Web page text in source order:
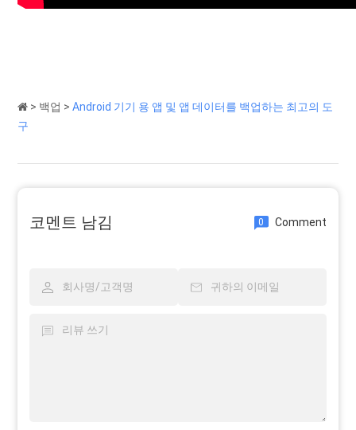
> 백업 >Android 기기 용 앱 및 앱 데이터를 백업하는 최고의 도
구
코멘트 남김 0 Comment